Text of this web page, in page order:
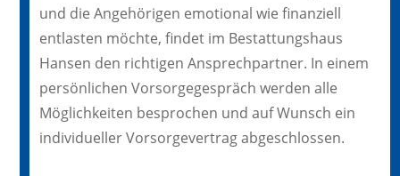
und die Angehörigen emotional wie finanziell
entlasten möchte, findet im Bestattungshaus
Hansen den richtigen Ansprechpartner. In einem
persönlichen Vorsorgegespräch werden alle
Möglichkeiten besprochen und auf Wunsch ein
individueller Vorsorgevertrag abgeschlossen.